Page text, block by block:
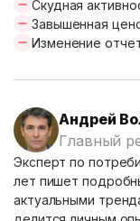
Скудная
Завышенная
Изменение
Андрей
Главный
Эксперт по
лет пишет
актуальными